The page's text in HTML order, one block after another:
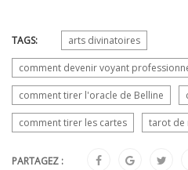
TAGS: arts divinatoires
comment devenir voyant
comment tirer l'oracle de Belline
comment tirer les cartes tarot de
PARTAGEZ :